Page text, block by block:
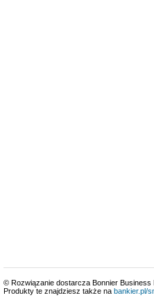
© Rozwiązanie dostarcza Bonnier
Produkty te znajdziesz także na bankier.pl/